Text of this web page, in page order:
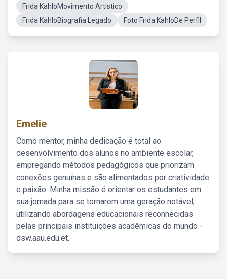
Frida KahloMovimento Artistico
Frida KahloBiografia Legado
Foto Frida KahloDe Perfil
Emelie
Como mentor, minha dedicação é total ao
desenvolvimento dos alunos no ambiente escolar,
empregando métodos pedagógicos que priorizam
conexões genuínas e são alimentados por criatividade
e paixão. Minha missão é orientar os estudantes em
sua jornada para se tornarem uma geração notável,
utilizando abordagens educacionais reconhecidas
pelas principais instituições acadêmicas do mundo -
dsw.aau.edu.et.